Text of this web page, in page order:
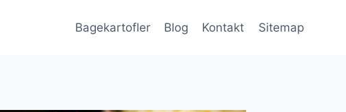
Bagekartofler Blog Kontakt Sitemap